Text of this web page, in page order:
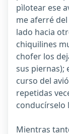
pìlotear ese
me aferré
lado hacia
chiquilines
chofer los
sus piernas);
curso del
repetidas
conducírselo
Mientras